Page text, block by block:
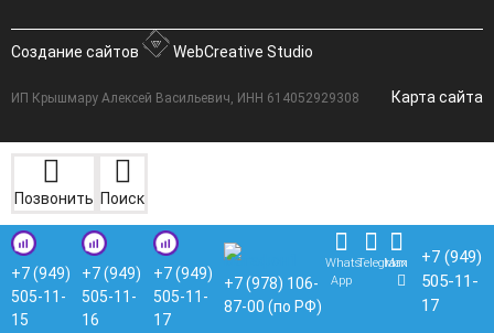
Создание сайтов WebCreative Studio
ИП Крышмару Алексей Васильевич, ИНН 614052929308 Карта сайта
Позвонить Поиск
+7 (949)
505-11-
15
+7 (949)
505-11-
16
+7 (949)
505-11-
17
+7 (978) 106-
87-00 (по РФ)
Whats
App
Telegram
Max
+7 (949)
505-11-
17